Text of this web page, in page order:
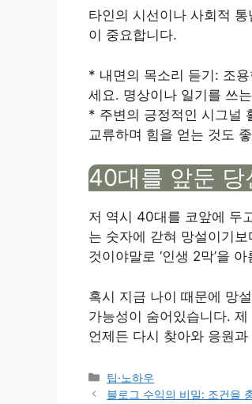
타인의 시선이나 사회적 통
이 중요합니다.
* 내면의 목소리 듣기: 조
세요. 명상이나 일기를 쓰
* 주변의 긍정적인 시그널
교류하며 힘을 얻는 것도
40대를 앞둔 당
저 역시 40대를 코앞에 두
는 숫자에 갇혀 망설이기
것이야말로 ‘인생 2막’을
혹시 지금 나이 때문에 망
가능성이 숨어있습니다.
언제든 다시 찾아와 응원
Categories
팁·노하우
블로그 수익의 비밀: 조건을